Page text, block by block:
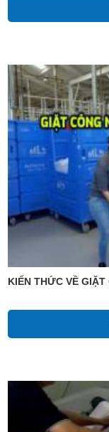
KIẾN THỨC VỀ GIẶT